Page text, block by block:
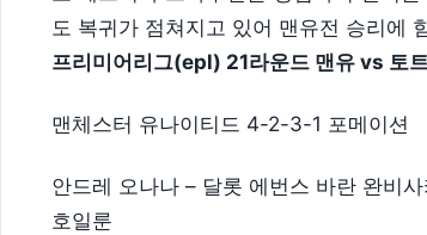
도 복귀가 점쳐지고 있어 맨유전 승리에
프리미어리그(epl) 21라운드 맨유 vs 토
맨체스터 유나이티드 4-2-3-1 포메이션
안드레 오나나 – 달롯 에번스 바란 완비
호일룬